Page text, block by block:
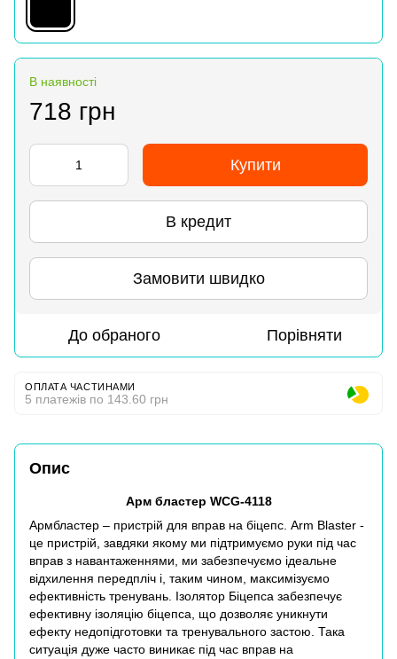
В наявності
718 грн
Купити
В кредит
Замовити швидко
До обраного Порівняти
ОПЛАТА ЧАСТИНАМИ
5 платежів по 143.60 грн
Опис
Арм бластер WCG-4118
Армбластер – пристрій для вправ на біцепс. Arm Blaster -
це пристрій, завдяки якому ми підтримуємо руки під час
вправ з навантаженнями, ми забезпечуємо ідеальне
відхилення передпліч і, таким чином, максимізуємо
ефективність тренувань. Ізолятор Біцепса забезпечує
ефективну ізоляцію біцепса, що дозволяє уникнути
ефекту недопідготовки та тренувального застою. Така
ситуація дуже часто виникає під час вправ на